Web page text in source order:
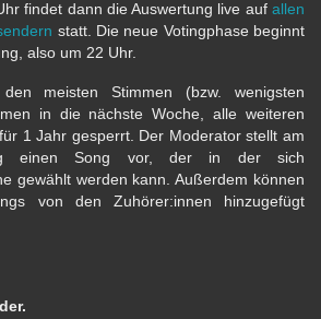
findet dann die Auswertung live auf allen
statt. Die neue Votingphase beginnt
also um 22 Uhr.
meisten Stimmen (bzw. wenigsten
in die nächste Woche, alle weiteren
1 Jahr gesperrt. Der Moderator stellt am
einen Song vor, der in der sich
gewählt werden kann. Außerdem können
von den Zuhörer:innen hinzugefügt